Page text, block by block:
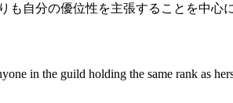
も自分の優位性を主張することを中心
in the guild holding the same rank as